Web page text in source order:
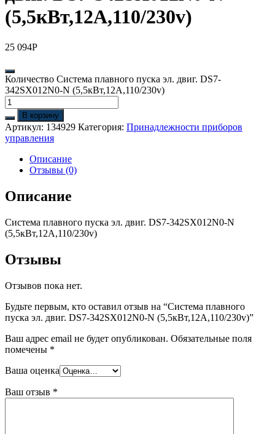
(5,5кВт,12А,110/230v)
25 094Р
Количество Система плавного пуска эл. двиг. DS7-
342SX012N0-N (5,5кВт,12А,110/230v)
В корзину
Артикул: 134929 Категория: Принадлежности приборов
управления
Описание
Отзывы (0)
Описание
Система плавного пуска эл. двиг. DS7-342SX012N0-N
(5,5кВт,12А,110/230v)
Отзывы
Отзывов пока нет.
Будьте первым, кто оставил отзыв на “Система плавного
пуска эл. двиг. DS7-342SX012N0-N (5,5кВт,12А,110/230v)”
Ваш адрес email не будет опубликован. Обязательные поля
помечены *
Ваша оценка
Ваш отзыв *